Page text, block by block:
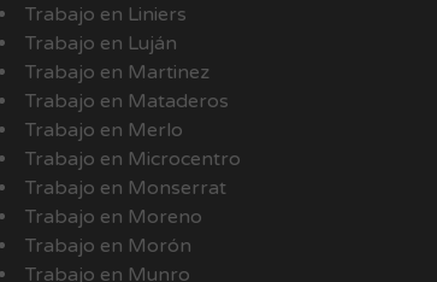
Trabajo en Liniers
Trabajo en Luján
Trabajo en Martinez
Trabajo en Mataderos
Trabajo en Merlo
Trabajo en Microcentro
Trabajo en Monserrat
Trabajo en Moreno
Trabajo en Morón
Trabajo en Munro